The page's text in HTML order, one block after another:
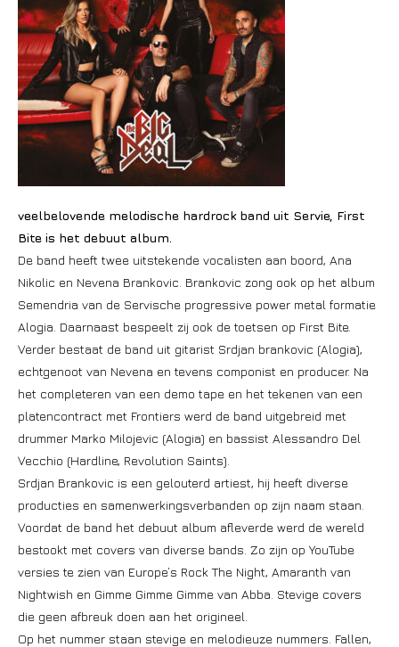
veelbelovende melodische hardrock band uit Servie, First
Bite is het debuut album.
De band heeft twee uitstekende vocalisten aan boord, Ana
Nikolic en Nevena Brankovic. Brankovic zong ook op het album
Semendria van de Servische progressive power metal formatie
Alogia. Daarnaast bespeelt zij ook de toetsen op First Bite.
Verder bestaat de band uit gitarist Srdjan brankovic (Alogia),
echtgenoot van Nevena en tevens componist en producer. Na
het completeren van een demo tape en het tekenen van een
platencontract met Frontiers werd de band uitgebreid met
drummer Marko Milojevic (Alogia) en bassist Alessandro Del
Vecchio (Hardline, Revolution Saints).
Srdjan Brankovic is een gelouterd artiest, hij heeft diverse
producties en samenwerkingsverbanden op zijn naam staan.
Voordat de band het debuut album afleverde werd de wereld
bestookt met covers van diverse bands. Zo zijn op YouTube
versies te zien van Europe’s Rock The Night, Amaranth van
Nightwish en Gimme Gimme Gimme van Abba. Stevige covers
die geen afbreuk doen aan het origineel.
Op het nummer staan stevige en melodieuze nummers. Fallen,